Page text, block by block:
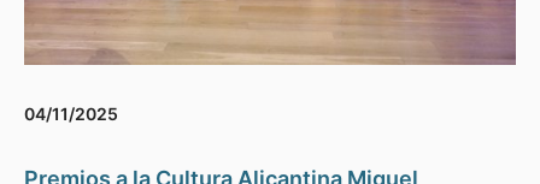
04/11/2025
Premios a la Cultura Alicantina Miguel